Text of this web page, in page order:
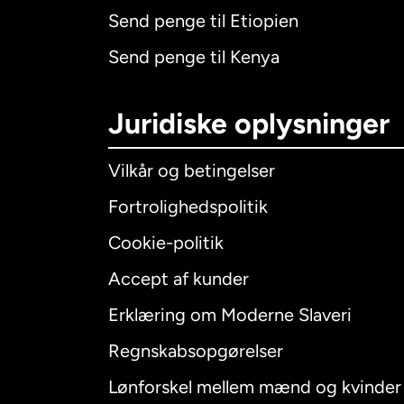
Send penge til Etiopien
Send penge til Kenya
Juridiske oplysninger
Vilkår og betingelser
Fortrolighedspolitik
Cookie-politik
Accept af kunder
Erklæring om Moderne Slaveri
Regnskabsopgørelser
Lønforskel mellem mænd og kvinder
Australien